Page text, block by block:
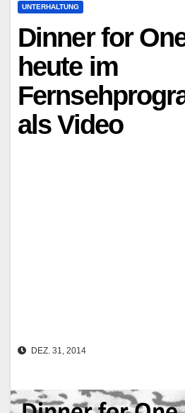
UNTERHALTUNG
Dinner for
heute im
als Video
DEZ. 31, 2014